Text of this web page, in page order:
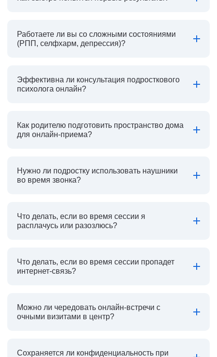
Работаете ли вы со сложными состояниями
(РПП, селфхарм, депрессия)?
Эффективна ли консультация подросткового
психолога онлайн?
Как родителю подготовить пространство дома
для онлайн-приема?
Нужно ли подростку использовать наушники
во время звонка?
Что делать, если во время сессии я
расплачусь или разозлюсь?
Что делать, если во время сессии пропадет
интернет-связь?
Можно ли чередовать онлайн-встречи с
очными визитами в центр?
Сохраняется ли конфиденциальность при